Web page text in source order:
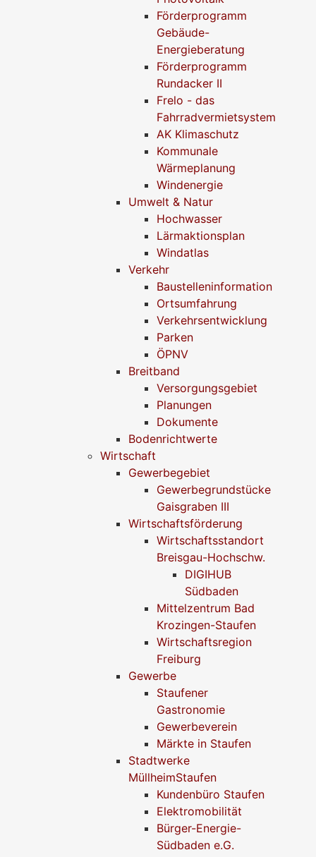
Förderprogramm
Gebäude-
Energieberatung
Förderprogramm
Rundacker II
Frelo - das
Fahrradvermietsystem
AK Klimaschutz
Kommunale
Wärmeplanung
Windenergie
Umwelt & Natur
Hochwasser
Lärmaktionsplan
Windatlas
Verkehr
Baustelleninformation
Ortsumfahrung
Verkehrsentwicklung
Parken
ÖPNV
Breitband
Versorgungsgebiet
Planungen
Dokumente
Bodenrichtwerte
Wirtschaft
Gewerbegebiet
Gewerbegrundstücke
Gaisgraben III
Wirtschaftsförderung
Wirtschaftsstandort
Breisgau-Hochschw.
DIGIHUB
Südbaden
Mittelzentrum Bad
Krozingen-Staufen
Wirtschaftsregion
Freiburg
Gewerbe
Staufener
Gastronomie
Gewerbeverein
Märkte in Staufen
Stadtwerke
MüllheimStaufen
Kundenbüro Staufen
Elektromobilität
Bürger-Energie-
Südbaden e.G.